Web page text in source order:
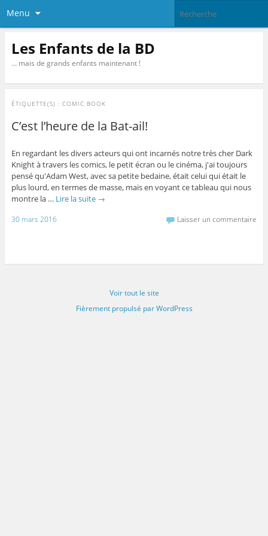
Menu
Les Enfants de la BD
… mais de grands enfants maintenant !
ÉTIQUETTE(S) : COMIC BOOK
C’est l’heure de la Bat-ail!
En regardant les divers acteurs qui ont incarnés notre très cher Dark
Knight à travers les comics, le petit écran ou le cinéma, j'ai toujours
pensé qu'Adam West, avec sa petite bedaine, était celui qui était le
plus lourd, en termes de masse, mais en voyant ce tableau qui nous
montre la … Lire la suite →
30 mars 2016 Laisser un commentaire
Voir tout le site
Fièrement propulsé par WordPress